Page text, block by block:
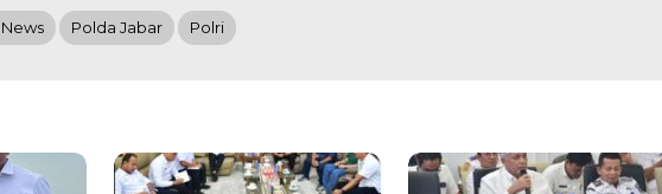
Polda Jabar Polri